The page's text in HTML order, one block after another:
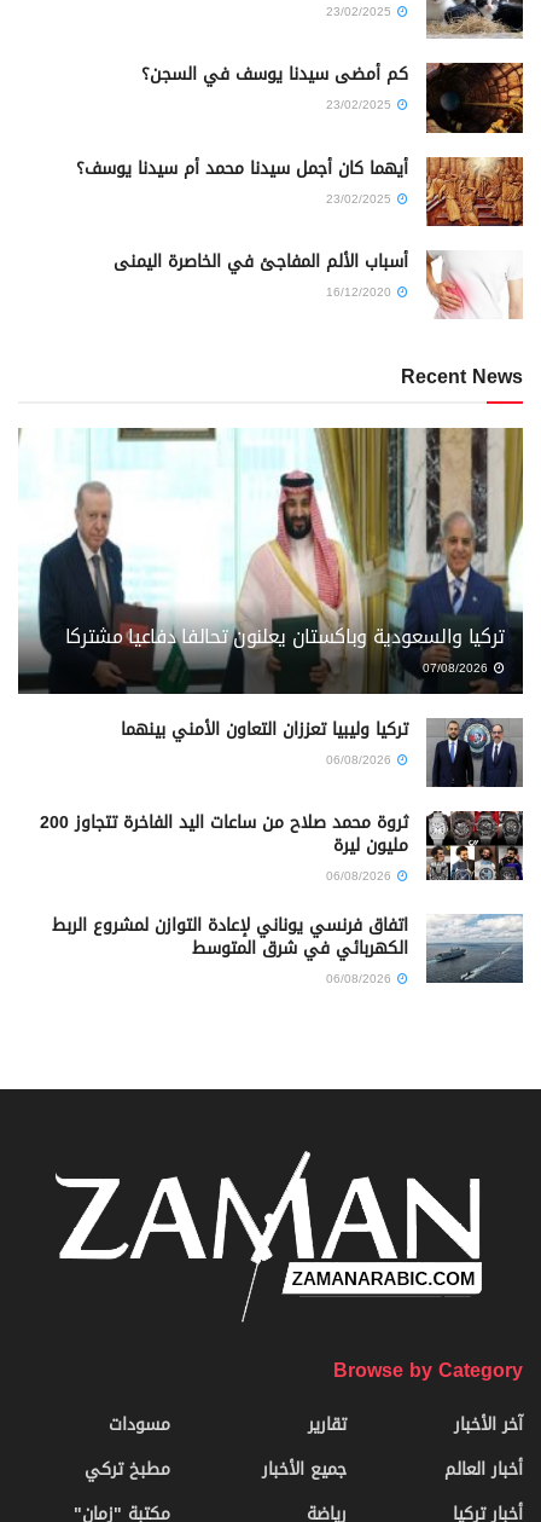
كم أمضى سيدنا يوسف في السجن؟
أيهما كان أجمل سيدنا محمد أم سيدنا يوسف؟
أسباب الألم المفاجئ في الخاصرة اليمنى
Recent News
تركيا والسعودية وباكستان يعلنون تحالفا دفاعيا مشتركا
تركيا وليبيا تعززان التعاون الأمني بينهما
ثروة محمد صلاح من ساعات اليد الفاخرة تتجاوز 200
مليون ليرة
اتفاق فرنسي يوناني لإعادة التوازن لمشروع الربط
الكهربائي في شرق المتوسط
Browse by Category
آخر الأخبار
أخبار العالم
أخبار تركيا
تقارير
جميع الأخبار
رياضة
مسودات
مطبخ تركي
مكتبة "زمان"